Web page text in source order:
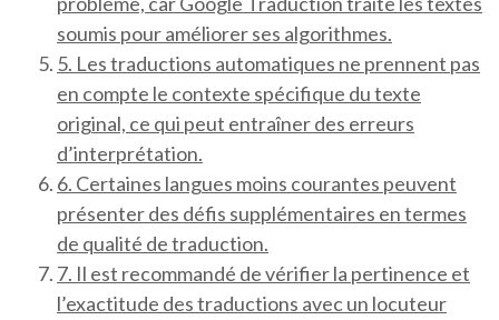
soumis pour améliorer ses algorithmes.
5. Les traductions automatiques ne prennent pas
en compte le contexte spécifique du texte
original, ce qui peut entraîner des erreurs
d’interprétation.
6. Certaines langues moins courantes peuvent
présenter des défis supplémentaires en termes
de qualité de traduction.
7. Il est recommandé de vérifier la pertinence et
l’exactitude des traductions avec un locuteur